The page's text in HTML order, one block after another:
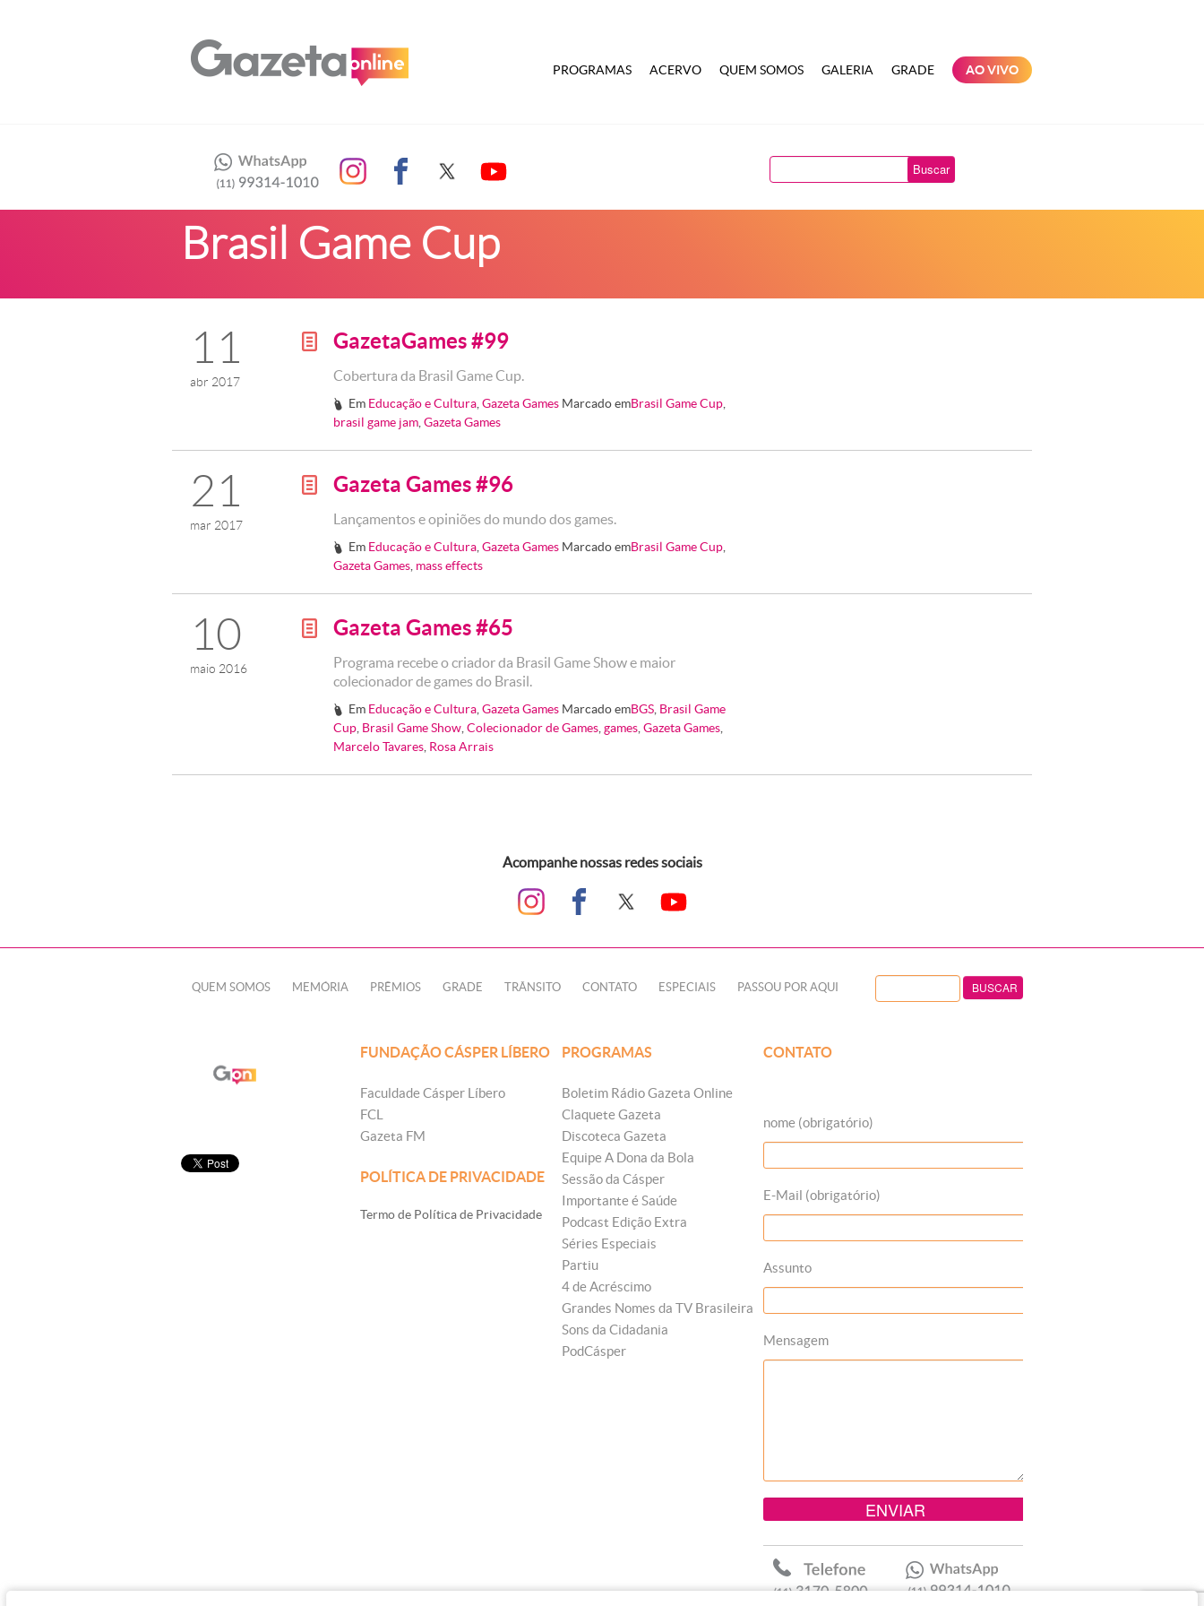
PROGRAMAS ACERVO QUEM SOMOS GALERIA GRADE AO VIVO
Buscar
Brasil Game Cup
11
abr 2017
g GazetaGames #99
Cobertura da Brasil Game Cup.
# Em Educação e Cultura ,Gazeta Games Marcado emBrasil Game Cup
brasil game jam Gazeta Games
21
mar 2017
g Gazeta Games #96
Lançamentos e opiniões do mundo dos games.
# Em Educação e Cultura ,Gazeta Games Marcado emBrasil Game Cup
Gazeta Games mass effects
10
maio 2016
g Gazeta Games #65
Programa recebe o criador da Brasil Game Show e maior
colecionador de games do Brasil.
# Em Educação e Cultura ,Gazeta Games Marcado emBGS Brasil Game
Cup Brasil Game Show Colecionador de Games games Gazeta Games
Marcelo Tavares Rosa Arrais
Acompanhe nossas redes sociais
QUEM SOMOS MEMÓRIA PRÊMIOS GRADE TRÂNSITO CONTATO ESPECIAIS PASSOU POR AQUI
FUNDAÇÃO CÁSPER LÍBERO
Faculdade Cásper Líbero
FCL
Gazeta FM
POLÍTICA DE PRIVACIDADE
Termo de Política de Privacidade
PROGRAMAS
Boletim Rádio Gazeta Online
Claquete Gazeta
Discoteca Gazeta
Equipe A Dona da Bola
Sessão da Cásper
Importante é Saúde
Podcast Edição Extra
Séries Especiais
Partiu
4 de Acréscimo
Grandes Nomes da TV Brasileira
Sons da Cidadania
PodCásper
CONTATO
nome (obrigatório)
E-Mail (obrigatório)
Assunto
Mensagem